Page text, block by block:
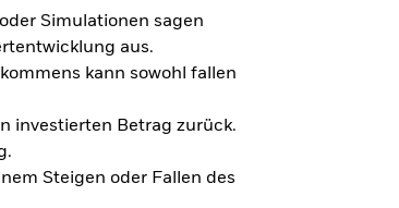
Simulationen sagen
aus.
kann sowohl fallen
investierten Betrag zurück.
Steigen oder Fallen des